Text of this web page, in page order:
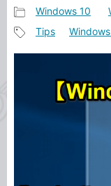
事
カ
Windows 10
Tips